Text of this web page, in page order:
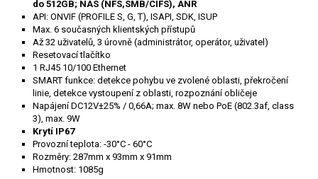
do 512GB; NAS (NFS,SMB/CIFS), ANR
API: ONVIF (PROFILE S, G, T), ISAPI, SDK, ISUP
Max. 6 současných klientských přístupů
Až 32 uživatelů, 3 úrovně (administrátor, operátor, uživatel)
Resetovací tlačítko
1 RJ45 10/100 Ethernet
SMART funkce: detekce pohybu ve zvolené oblasti, překročení
linie, detekce vystoupení z oblasti, rozpoznání obličeje
Napájení DC12V±25% / 0,66A; max. 8W nebo PoE (802.3af, class
3), max. 9W
Krytí IP67
Provozní teplota: -30°C - 60°C
Rozměry: 287mm x 93mm x 91mm
Hmotnost: 1085g